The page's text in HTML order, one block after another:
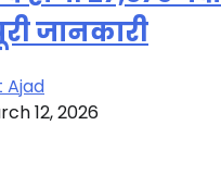
जानकारी
Ajad
12, 2026